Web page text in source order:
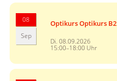
08
Sep
Optikurs Optikurs B2
Di. 08.09.2026
15:00–18:00 Uhr